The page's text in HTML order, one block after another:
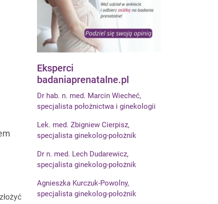
Eksperci
badaniaprenatalne.pl
Dr hab. n. med. Marcin Wiecheć,
specjalista położnictwa i ginekologii
Lek. med. Zbigniew Cierpisz,
specjalista ginekolog-położnik
Dr n. med. Lech Dudarewicz,
specjalista ginekolog-położnik
Agnieszka Kurczuk-Powolny,
specjalista ginekolog-położnik